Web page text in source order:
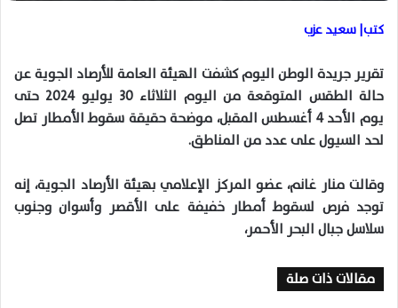
كتب| سعيد عزب
تقرير جريدة الوطن اليوم كشفت الهيئة العامة للأرصاد الجوية عن
حالة الطقس المتوقعة من اليوم الثلاثاء 30 يوليو 2024 حتى
يوم الأحد 4 أغسطس المقبل، موضحة حقيقة سقوط الأمطار تصل
لحد السيول على عدد من المناطق.
وقالت منار غانم، عضو المركز الإعلامي بهيئة الأرصاد الجوية، إنه
توجد فرص لسقوط أمطار خفيفة على الأقصر وأسوان وجنوب
سلاسل جبال البحر الأحمر،
مقالات ذات صلة